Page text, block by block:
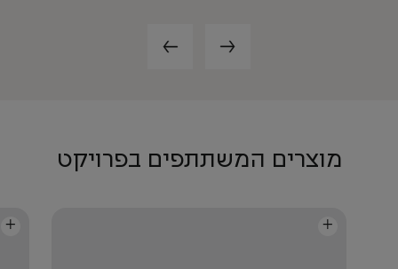
מוצרים המשתתפים בפרויקט
+
+